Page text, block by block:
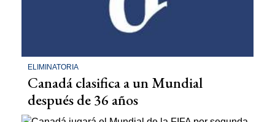
ELIMINATORIA
Canadá clasifica a un Mundial
después de 36 años